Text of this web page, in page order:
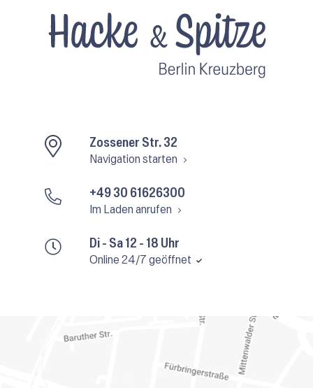
Di - Sa 12 - 18 Uhr
Online 24/7 geöffnet
Zossener Str. 32
Navigation starten
+49 30 61626300
Im Laden anrufen